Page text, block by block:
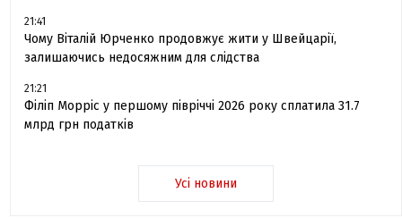
21:41
Чому Віталій Юрченко продовжує жити у Швейцарії,
залишаючись недосяжним для слідства
21:21
Філіп Морріс у першому півріччі 2026 року сплатила 31.7
млрд грн податків
Усі новини